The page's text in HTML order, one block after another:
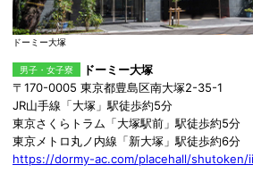
ドーミー大塚
男子・女子寮
ドーミー大塚
〒170-0005 東京都豊島区南大塚2-35-1
JR山手線「大塚」駅徒歩約5分
東京さくらトラム「大塚駅前」駅徒歩約5分
東京メトロ丸ノ内線「新大塚」駅徒歩約6分
https://dormy-ac.com/placehall/shutoken/